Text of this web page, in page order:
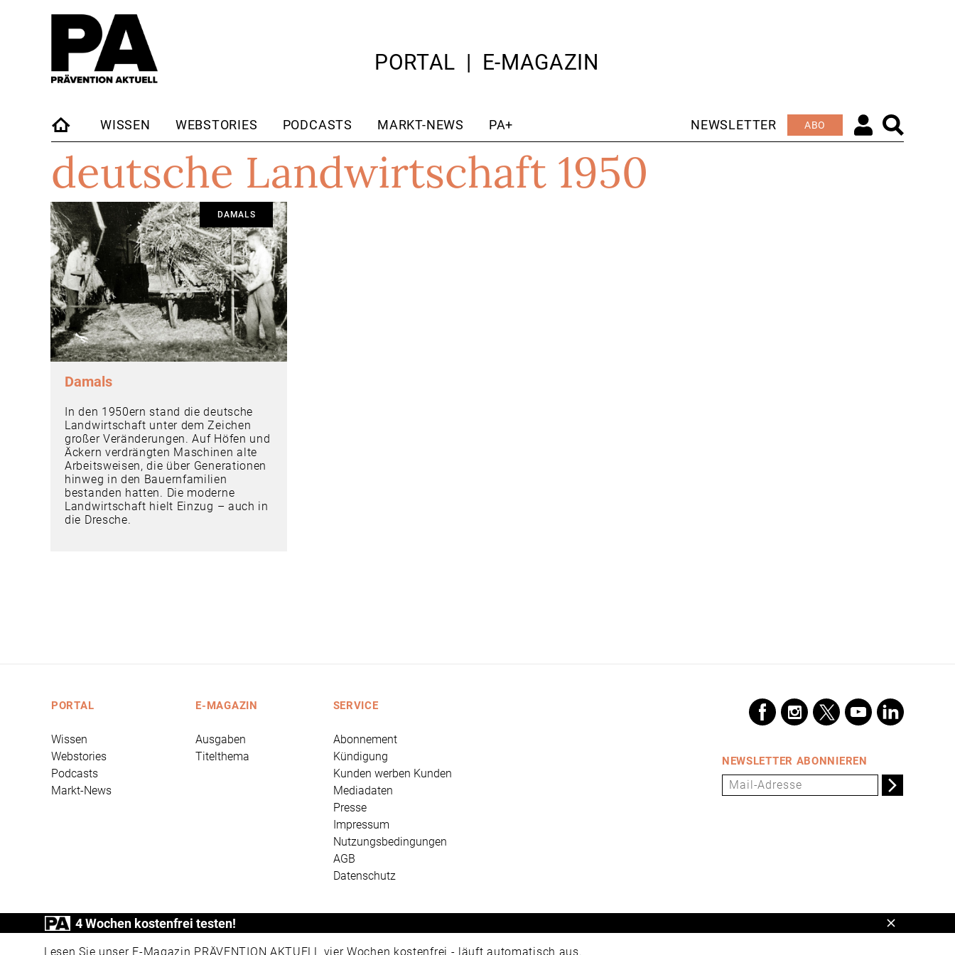
PORTAL E-MAGAZIN
STARTSEITE
WISSEN WEBSTORIES PODCASTS MARKT-NEWS PA+ NEWSLETTER ABO
deutsche Landwirtschaft 1950
DAMALS
Damals
In den 1950ern stand die deutsche
Landwirtschaft unter dem Zeichen
großer Veränderungen. Auf Höfen und
Äckern verdrängten Maschinen alte
Arbeitsweisen, die über Generationen
hinweg in den Bauernfamilien
bestanden hatten. Die moderne
Landwirtschaft hielt Einzug – auch in
die Dresche.
PORTAL
Wissen
Webstories
Podcasts
Markt-News
E-MAGAZIN
Ausgaben
Titelthema
SERVICE
Abonnement
Kündigung
Kunden werben Kunden
Mediadaten
Presse
Impressum
Nutzungsbedingungen
AGB
Datenschutz
NEWSLETTER ABONNIEREN
4 Wochen kostenfrei testen!
Lesen Sie unser E-Magazin PRÄVENTION AKTUELL vier Wochen kostenfrei - läuft automatisch aus.
Schließen